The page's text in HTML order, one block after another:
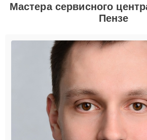
Мастера сервисного
Пензе